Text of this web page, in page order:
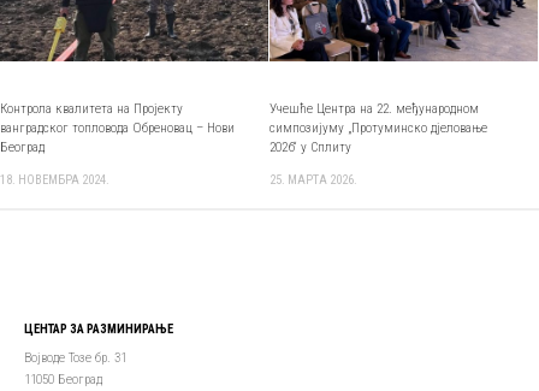
Контрола квалитета на Пројекту
ванградског топловода Обреновац – Нови
Београд
18. НОВЕМБРА 2024.
Учешће Центра на 22. међународном
симпозијуму „Протуминско дјеловање
2026“ у Сплиту
25. МАРТА 2026.
ЦЕНТАР ЗА РАЗМИНИРАЊЕ
Војводе Тозе бр. 31
11050 Београд